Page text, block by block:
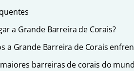
a Grande Barreira de Corais?
a Grande Barreira de Corais
maiores barreiras de corais do